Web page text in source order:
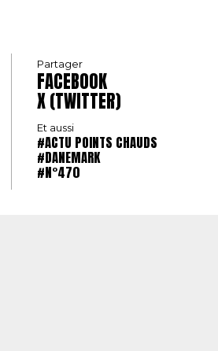
Partager
FACEBOOK
X (TWITTER)
Et aussi
#ACTU POINTS CHAUDS
#DANEMARK
#N°470